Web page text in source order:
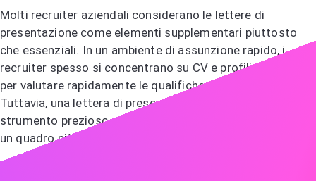
Molti recruiter aziendali considerano le lettere di
presentazione come elementi supplementari piuttosto
che essenziali. In un ambiente di assunzione rapido, i
recruiter spesso si concentrano su CV e profili LinkedIn
per valutare rapidamente le qualifiche di un candidato.
Tuttavia, una lettera di presentazione può essere uno
strumento prezioso per i candidati che desiderano fornire
un quadro più completo delle proprie capacità.